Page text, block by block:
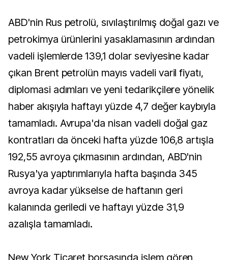
ABD'nin Rus petrolü, sıvılaştırılmış doğal gazı ve
petrokimya ürünlerini yasaklamasının ardından
vadeli işlemlerde 139,1 dolar seviyesine kadar
çıkan Brent petrolün mayıs vadeli varil fiyatı,
diplomasi adımları ve yeni tedarikçilere yönelik
haber akışıyla haftayı yüzde 4,7 değer kaybıyla
tamamladı. Avrupa'da nisan vadeli doğal gaz
kontratları da önceki hafta yüzde 106,8 artışla
192,55 avroya çıkmasının ardından, ABD'nin
Rusya'ya yaptırımlarıyla hafta başında 345
avroya kadar yükselse de haftanın geri
kalanında geriledi ve haftayı yüzde 31,9
azalışla tamamladı.
New York Ticaret borsasında işlem gören